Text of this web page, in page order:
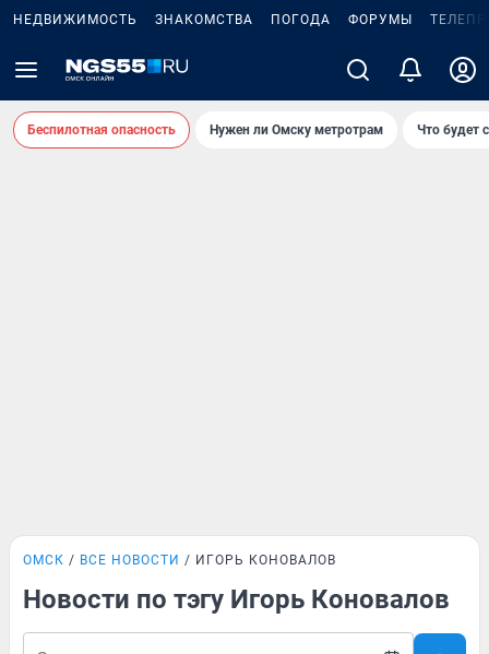
НЕДВИЖИМОСТЬ ЗНАКОМСТВА ПОГОДА ФОРУМЫ
Беспилотная опасность Нужен ли Омску метротрам Что будет
ОМСК ВСЕ НОВОСТИ ИГОРЬ КОНОВАЛОВ
Новости по тэгу Игорь Коновалов